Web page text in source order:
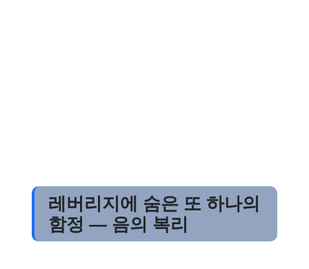
레버리지에 숨은 또 하나의
함정 — 음의 복리